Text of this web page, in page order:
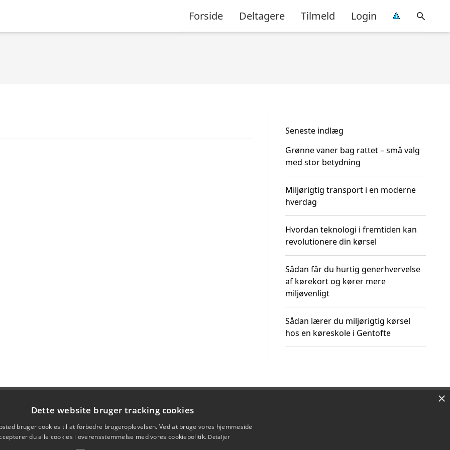
Forside Deltagere Tilmeld Login
Seneste indlæg
Grønne vaner bag rattet – små valg
med stor betydning
Miljørigtig transport i en moderne
hverdag
Hvordan teknologi i fremtiden kan
revolutionere din kørsel
Sådan får du hurtig generhvervelse
af kørekort og kører mere
miljøvenligt
Sådan lærer du miljørigtig kørsel
hos en køreskole i Gentofte
×
Dette website bruger tracking cookies
bruger cookies til at forbedre brugeroplevelsen. Ved at bruge vores hjemmeside
du alle cookies i overensstemmelse med vores cookiepolitik. Detaljer